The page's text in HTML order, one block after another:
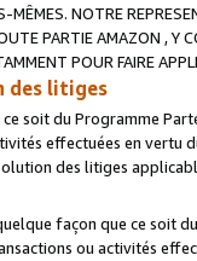
NOTRE
PARTIE AMAZON , Y
POUR FAIRE
des litiges
soit du Programme
effectuées en vertu
des litiges
façon que ce soit
ou activités